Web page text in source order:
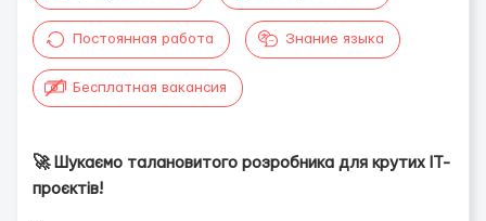
Постоянная работа Знание языка
Бесплатная вакансия
🚀 Шукаємо талановитого розробника для крутих IT-
проєктів!